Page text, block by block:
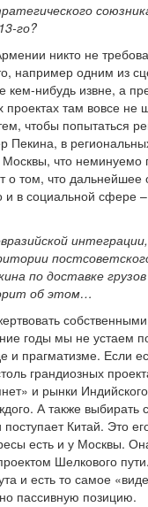
го?
никто не
например одним из
нибудь извне, а
там вовсе не
чтобы попытаться
Пекина, в
что
том, что дальнейшее
и в социальной сфере
по доставке грузов
об этом…
годы мы не устаем
и прагматизме. Если
грандиозных
и рынки
А также выбирать
Китай. Это
есть и у Москвы.
Шелкового
и есть то самое
пассивную позицию.